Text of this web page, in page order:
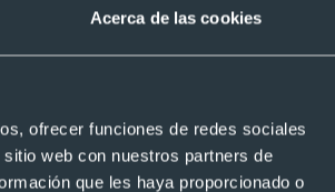
Acerca de las cookies
ofrecer funciones de redes sociales
web con nuestros partners de
que les haya proporcionado o
Bolígrafo y
caja de cartón símil
Ref. 885262
Recíbelo